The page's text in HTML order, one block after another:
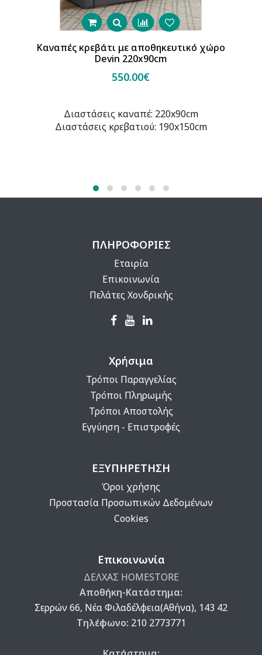
Καναπές κρεβάτι με αποθηκευτικό χώρο
Devin 220x90cm
550.00€
Διαστάσεις καναπέ: 220x90cm
Διαστάσεις κρεβατιού: 190x150cm
ΠΛΗΡΟΦΟΡΙΕΣ
Εταιρία
Επικοινωνία
Πελάτες Χονδρικής
Χρήσιμα
Τρόποι Παραγγελίας
Τρόποι Πληρωμής
Τρόποι Αποστολής
Εγγύηση - Επιστροφές
ΕΞΥΠΗΡΕΤΗΣΗ
Όροι χρήσης
Προστασία Προσωπικών Δεδομένων
Cookies
Επικοινωνία
ΔΕΛΧΑΣ HOMESTORE
Αποθήκη-Κατάστημα:
Σερρών 66, Νέα Φιλαδέλφεια(Αθήνα), 143 42
Τηλέφωνο: 210 2773771